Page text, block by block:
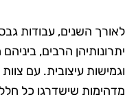
השנים, עבודות גבס
הרבים,
עיצובית. עם צוות
שישדרגו כל